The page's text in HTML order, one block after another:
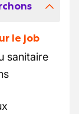
le job
sanitaire